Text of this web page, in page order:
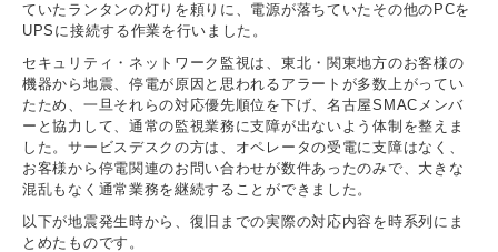
ていたランタンの灯りを頼りに、電源が落ちていたその他のPCを
UPSに接続する作業を行いました。
セキュリティ・ネットワーク監視は、東北・関東地方のお客様の
機器から地震、停電が原因と思われるアラートが多数上がってい
たため、一旦それらの対応優先順位を下げ、名古屋SMACメンバ
ーと協力して、通常の監視業務に支障が出ないよう体制を整えま
した。サービスデスクの方は、オペレータの受電に支障はなく、
お客様から停電関連のお問い合わせが数件あったのみで、大きな
混乱もなく通常業務を継続することができました。
以下が地震発生時から、復旧までの実際の対応内容を時系列にま
とめたものです。